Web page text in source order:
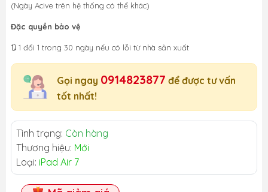
(Ngày Acive trên hệ thống có thể khác)
Đặc quyền bảo vệ
🔃 1 đổi 1 trong 30 ngày nếu có lỗi từ nhà sản xuất
Gọi ngay 0914823877 để được tư vấn
tốt nhất!
Tình trạng: Còn hàng
Thương hiệu: Mới
Loại: iPad Air 7